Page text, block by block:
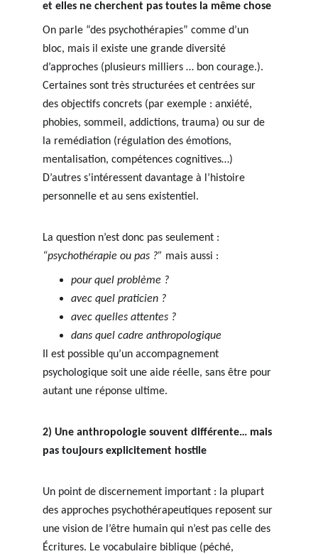
et elles ne cherchent pas toutes la même chose
On parle “des psychothérapies” comme d’un
bloc, mais il existe une grande diversité
d’approches (plusieurs milliers … bon courage.).
Certaines sont très structurées et centrées sur
des objectifs concrets (par exemple : anxiété,
phobies, sommeil, addictions, trauma) ou sur de
la remédiation (régulation des émotions,
mentalisation, compétences cognitives…)
D’autres s’intéressent davantage à l’histoire
personnelle et au sens existentiel.
La question n’est donc pas seulement :
“psychothérapie ou pas ?” mais aussi :
pour quel problème ?
avec quel praticien ?
avec quelles attentes ?
dans quel cadre anthropologique
Il est possible qu’un accompagnement
psychologique soit une aide réelle, sans être pour
autant une réponse ultime.
2) Une anthropologie souvent différente… mais
pas toujours explicitement hostile
Un point de discernement important : la plupart
des approches psychothérapeutiques reposent sur
une vision de l’être humain qui n’est pas celle des
Écritures. Le vocabulaire biblique (péché,